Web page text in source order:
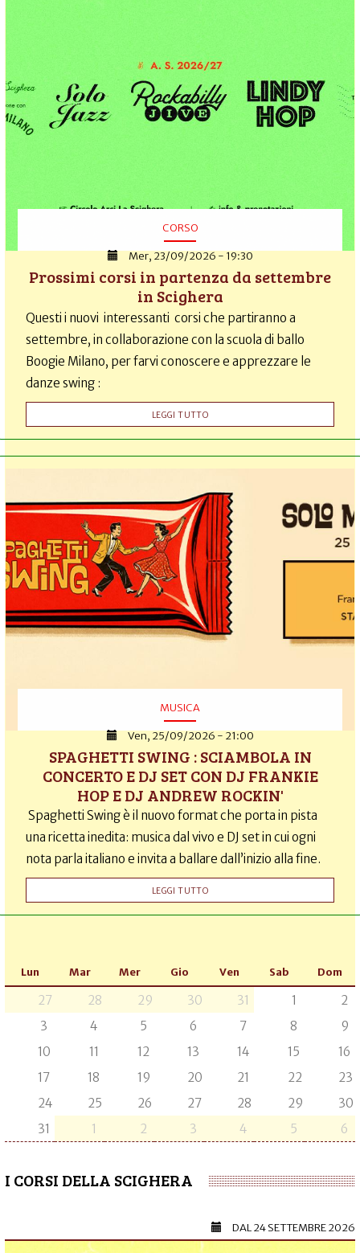
CORSO
Mer, 23/09/2026 - 19:30
Prossimi corsi in partenza da settembre
in Scighera
Questi i nuovi interessanti corsi che partiranno a
settembre, in collaborazione con la scuola di ballo
Boogie Milano, per farvi conoscere e apprezzare le
danze swing :
LEGGI TUTTO
MUSICA
Ven, 25/09/2026 - 21:00
SPAGHETTI SWING : SCIAMBOLA IN
CONCERTO E DJ SET CON DJ FRANKIE
HOP E DJ ANDREW ROCKIN'
Spaghetti Swing è il nuovo format che porta in pista
una ricetta inedita: musica dal vivo e DJ set in cui ogni
nota parla italiano e invita a ballare dall’inizio alla fine.
LEGGI TUTTO
Lun Mar Mer Gio Ven Sab Dom
27 28 29 30 31 1
2
3
4 5 6 7 8
9
10
11 12 13 14 15
16
17
18 19 20 21 22
23
24
25 26 27 28 29
30
31
1 2 3 4 5 6
I CORSI DELLA SCIGHERA
DAL24 SETTEMBRE 2026